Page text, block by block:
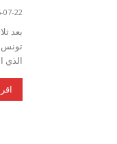
07-22
بعد
تونس
الذي